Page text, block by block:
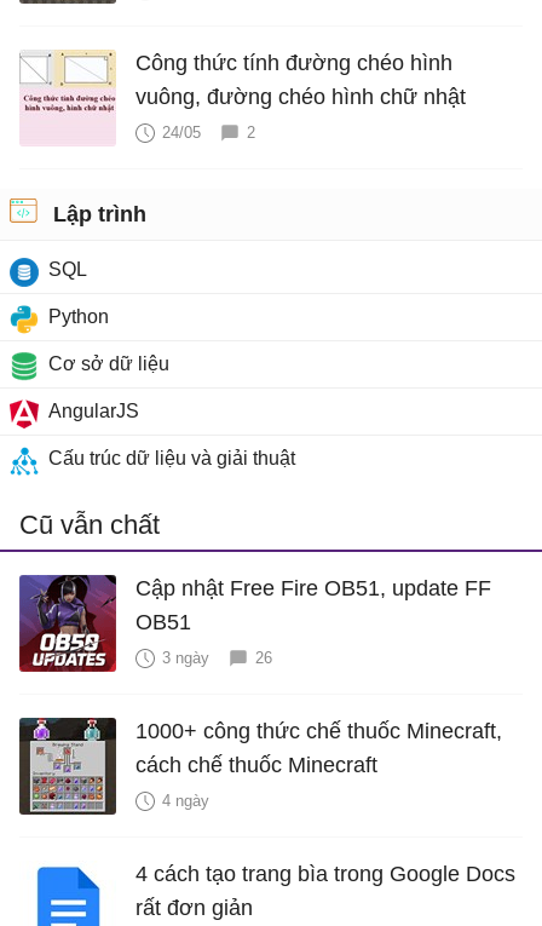
Công thức tính đường chéo hình
vuông, đường chéo hình chữ nhật
24/05 2
Lập trình
SQL
Python
Cơ sở dữ liệu
AngularJS
Cấu trúc dữ liệu và giải thuật
Cũ vẫn chất
Cập nhật Free Fire OB51, update FF
OB51
3 ngày 26
1000+ công thức chế thuốc Minecraft,
cách chế thuốc Minecraft
4 ngày
4 cách tạo trang bìa trong Google Docs
rất đơn giản